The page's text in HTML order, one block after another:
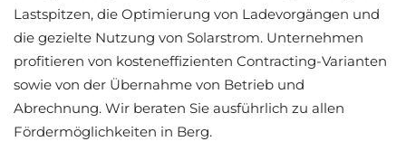
Lastspitzen, die Optimierung von Ladevorgängen und
die gezielte Nutzung von Solarstrom. Unternehmen
profitieren von kosteneffizienten Contracting-Varianten
sowie von der Übernahme von Betrieb und
Abrechnung. Wir beraten Sie ausführlich zu allen
Fördermöglichkeiten in Berg.